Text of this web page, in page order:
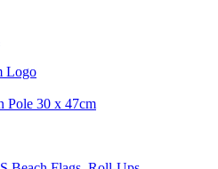
Logo
Pole 30 x 47cm